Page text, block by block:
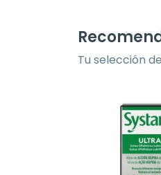
Tu selección